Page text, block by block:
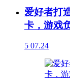
爱好者打
卡，游戏
5 07.24